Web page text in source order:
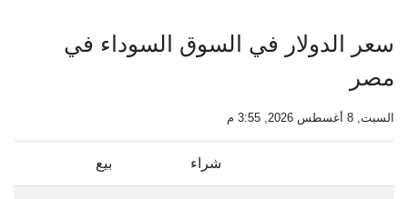
سعر الدولار في السوق السوداء في
مصر
السبت, 8 أغسطس 2026, 3:55 م
شراء بيع